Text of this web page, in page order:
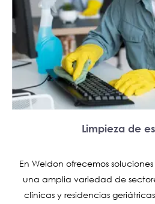
Limpieza de
En Weldon ofrecemos
una amplia variedad de
clínicas y residencias